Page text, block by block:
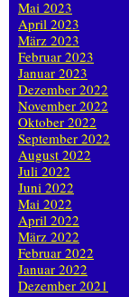
Mai 2023
April 2023
März 2023
Februar 2023
Januar 2023
Dezember 2022
November 2022
Oktober 2022
September 2022
August 2022
Juli 2022
Juni 2022
Mai 2022
April 2022
März 2022
Februar 2022
Januar 2022
Dezember 2021